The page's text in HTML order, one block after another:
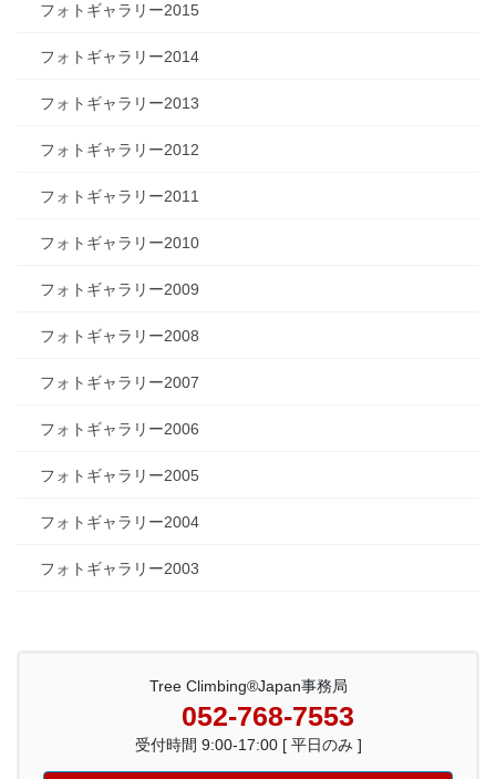
フォトギャラリー2015
フォトギャラリー2014
フォトギャラリー2013
フォトギャラリー2012
フォトギャラリー2011
フォトギャラリー2010
フォトギャラリー2009
フォトギャラリー2008
フォトギャラリー2007
フォトギャラリー2006
フォトギャラリー2005
フォトギャラリー2004
フォトギャラリー2003
Tree Climbing®Japan事務局
052-768-7553
受付時間 9:00-17:00 [ 平日のみ ]